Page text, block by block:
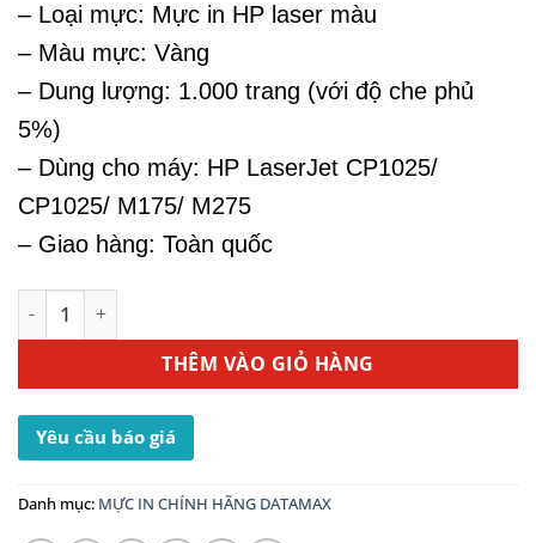
– Loại mực: Mực in HP laser màu
– Màu mực: Vàng
– Dung lượng: 1.000 trang (với độ che phủ
5%)
– Dùng cho máy: HP LaserJet CP1025/
CP1025/ M175/ M275
– Giao hàng: Toàn quốc
Mực Máy In HP CP1020 - Mực In HP 126A Yellow CE312A
THÊM VÀO GIỎ HÀNG
Yêu cầu báo giá
Danh mục: MỰC IN CHÍNH HÃNG DATAMAX